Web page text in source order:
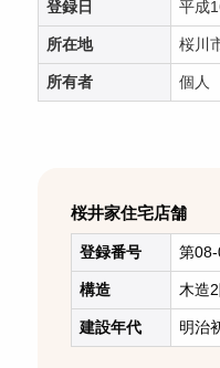
登録日 平成
所在地 桜川
所有者 個人
桜井家住宅店舗
登録番号 第
構造 木造
建設年代 明治